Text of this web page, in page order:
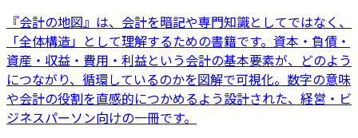
『会計の地図』は、会計を暗記や専門知識としてではなく、
「全体構造」として理解するための書籍です。資本・負債・
資産・収益・費用・利益という会計の基本要素が、どのよう
につながり、循環しているのかを図解で可視化。数字の意味
や会計の役割を直感的につかめるよう設計された、経営・ビ
ジネスパーソン向けの一冊です。